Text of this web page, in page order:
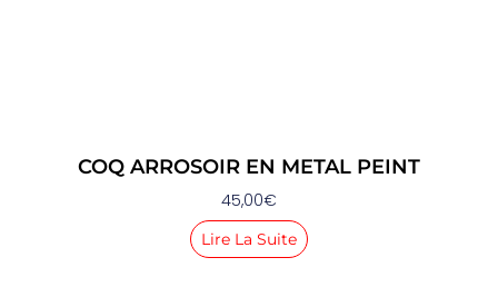
COQ ARROSOIR EN METAL PEINT
45,00€
Lire La Suite